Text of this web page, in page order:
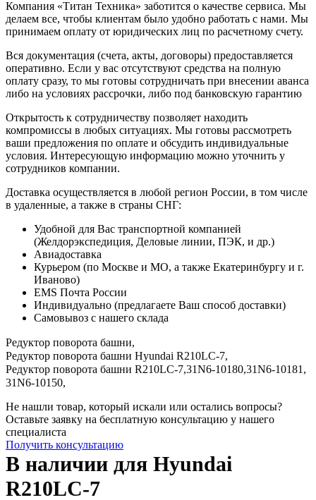
Компания «Титан Техника» заботится о качестве сервиса. Мы
делаем все, чтобы клиентам было удобно работать с нами. Мы
принимаем оплату от юридических лиц по расчетному счету.
Вся документация (счета, акты, договоры) предоставляется
оперативно. Если у вас отсутствуют средства на полную
оплату сразу, то мы готовы сотрудничать при внесении аванса
либо на условиях рассрочки, либо под банковскую гарантию
Открытость к сотрудничеству позволяет находить
компромиссы в любых ситуациях. Мы готовы рассмотреть
ваши предложения по оплате и обсудить индивидуальные
условия. Интересующую информацию можно уточнить у
сотрудников компании.
Доставка осуществляется в любой регион России, в том числе
в удаленные, а также в страны СНГ:
Удобной для Вас транспортной компанией
(Желдорэкспедиция, Деловые линии, ПЭК, и др.)
Авиадоставка
Курьером (по Москве и МО, а также Екатеринбургу и г.
Иваново)
EMS Почта России
Индивидуально (предлагаете Ваш способ доставки)
Самовывоз с нашего склада
Редуктор поворота башни,
Редуктор поворота башни Hyundai R210LC-7,
Редуктор поворота башни R210LC-7,31N6-10180,31N6-10181,
31N6-10150,
Не нашли товар, который искали или остались вопросы?
Оставьте заявку на бесплатную консультацию у нашего
специалиста
Получить консультацию
В наличии для Hyundai
R210LC-7